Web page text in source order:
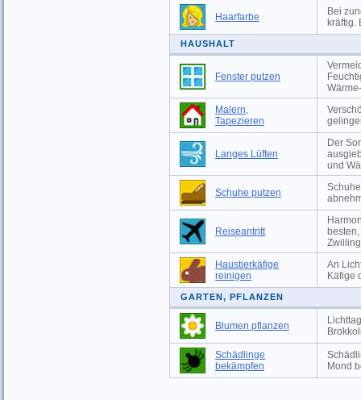
Haarfarbe
Bei
kräftig.
HAUSHALT
Fenster putzen
Malern,
Tapezieren
Langes Lüften
Der
und
Schuhe putzen
Reiseantritt
Haustierkäfige
reinigen
An
Käfige
GARTEN, PFLANZEN
Blumen pflanzen
Schädlinge
bekämpfen
Mond